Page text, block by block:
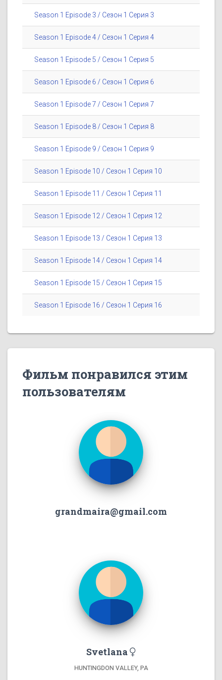
Season 1 Episode 3 / Сезон 1 Серия 3
Season 1 Episode 4 / Сезон 1 Серия 4
Season 1 Episode 5 / Сезон 1 Серия 5
Season 1 Episode 6 / Сезон 1 Серия 6
Season 1 Episode 7 / Сезон 1 Серия 7
Season 1 Episode 8 / Сезон 1 Серия 8
Season 1 Episode 9 / Сезон 1 Серия 9
Season 1 Episode 10 / Сезон 1 Серия 10
Season 1 Episode 11 / Сезон 1 Серия 11
Season 1 Episode 12 / Сезон 1 Серия 12
Season 1 Episode 13 / Сезон 1 Серия 13
Season 1 Episode 14 / Сезон 1 Серия 14
Season 1 Episode 15 / Сезон 1 Серия 15
Season 1 Episode 16 / Сезон 1 Серия 16
Фильм понравился этим
пользователям
grandmaira@gmail.com
Svetlana
HUNTINGDON VALLEY, PA